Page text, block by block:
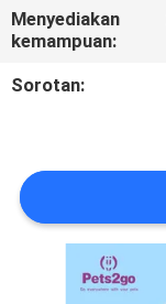
BLOG/NEWS
PRIVACY
POLICY
Menyediakan
kemampuan:
Sorotan: